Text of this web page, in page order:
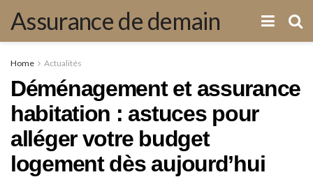
Assurance de demain
Home Actualités
Déménagement et assurance
habitation : astuces pour
alléger votre budget
logement dès aujourd’hui